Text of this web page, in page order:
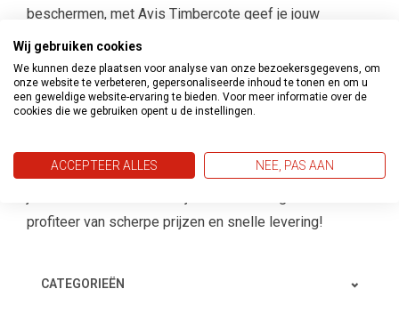
beschermen, met Avis Timbercote geef je jouw
houtwerk een duurzame, weersbestendige en
professionele afwerking.
Heb je vragen overAvis Timbercoteof wil je advies
over het juiste gebruik van dit product? Onze
tips voor een perfect eindresultaat. Bestel vandaag nog
profiteer van scherpe prijzen en snelle levering!
CATEGORIEËN
Wij gebruiken cookies
We kunnen deze plaatsen voor analyse van onze bezoekersgegevens, om
onze website te verbeteren, gepersonaliseerde inhoud te tonen en om u
een geweldige website-ervaring te bieden. Voor meer informatie over de
cookies die we gebruiken opent u de instellingen.
ACCEPTEER ALLES NEE, PAS AAN